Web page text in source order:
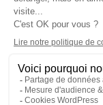
Contactez-nous
confidentialité-